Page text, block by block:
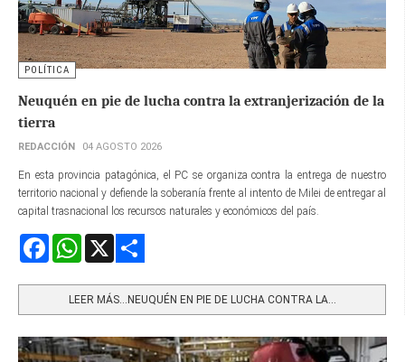
POLÍTICA
Neuquén en pie de lucha contra la extranjerización de la
tierra
REDACCIÓN 04 AGOSTO 2026
En esta provincia patagónica, el PC se organiza contra la entrega de nuestro
territorio nacional y defiende la soberanía frente al intento de Milei de entregar al
capital trasnacional los recursos naturales y económicos del país.
FacebookWhatsApp
LEER MÁS…NEUQUÉN EN PIE DE LUCHA CONTRA LA...